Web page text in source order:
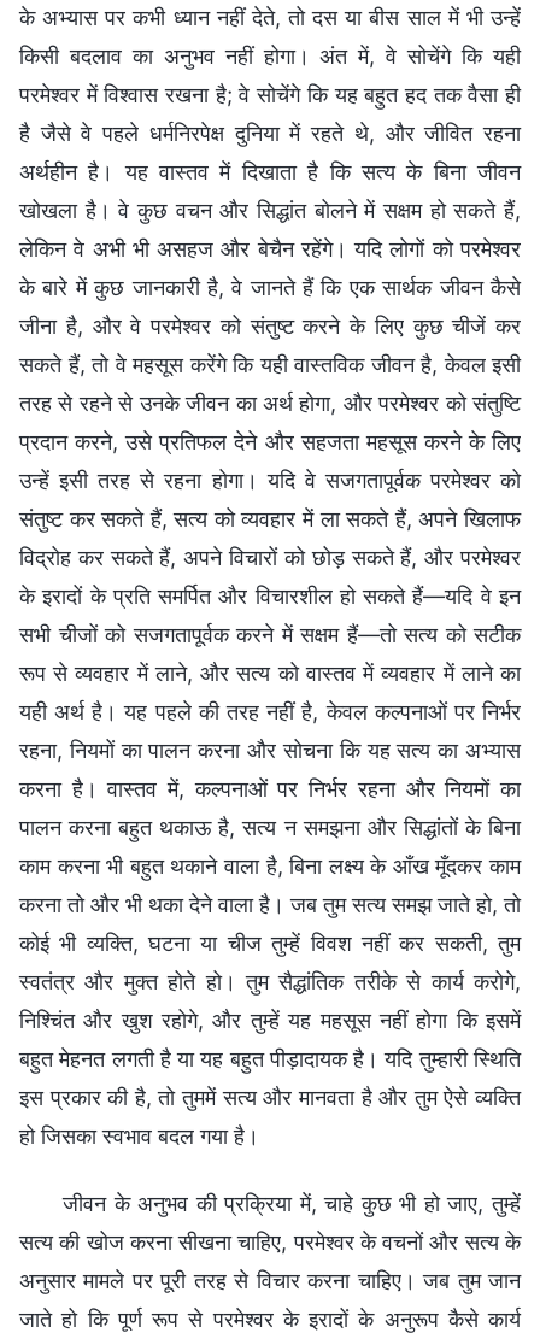
के अभ्यास पर कभी ध्यान नहीं देते, तो दस या बीस साल में भी उन्हें
किसी बदलाव का अनुभव नहीं होगा। अंत में, वे सोचेंगे कि यही
परमेश्वर में विश्वास रखना है; वे सोचेंगे कि यह बहुत हद तक वैसा ही
है जैसे वे पहले धर्मनिरपेक्ष दुनिया में रहते थे, और जीवित रहना
अर्थहीन है। यह वास्तव में दिखाता है कि सत्य के बिना जीवन
खोखला है। वे कुछ वचन और सिद्धांत बोलने में सक्षम हो सकते हैं,
लेकिन वे अभी भी असहज और बेचैन रहेंगे। यदि लोगों को परमेश्वर
के बारे में कुछ जानकारी है, वे जानते हैं कि एक सार्थक जीवन कैसे
जीना है, और वे परमेश्वर को संतुष्ट करने के लिए कुछ चीजें कर
सकते हैं, तो वे महसूस करेंगे कि यही वास्तविक जीवन है, केवल इसी
तरह से रहने से उनके जीवन का अर्थ होगा, और परमेश्वर को संतुष्टि
प्रदान करने, उसे प्रतिफल देने और सहजता महसूस करने के लिए
उन्हें इसी तरह से रहना होगा। यदि वे सजगतापूर्वक परमेश्वर को
संतुष्ट कर सकते हैं, सत्य को व्यवहार में ला सकते हैं, अपने खिलाफ
विद्रोह कर सकते हैं, अपने विचारों को छोड़ सकते हैं, और परमेश्वर
के इरादों के प्रति समर्पित और विचारशील हो सकते हैं—यदि वे इन
सभी चीजों को सजगतापूर्वक करने में सक्षम हैं—तो सत्य को सटीक
रूप से व्यवहार में लाने, और सत्य को वास्तव में व्यवहार में लाने का
यही अर्थ है। यह पहले की तरह नहीं है, केवल कल्पनाओं पर निर्भर
रहना, नियमों का पालन करना और सोचना कि यह सत्य का अभ्यास
करना है। वास्तव में, कल्पनाओं पर निर्भर रहना और नियमों का
पालन करना बहुत थकाऊ है, सत्य न समझना और सिद्धांतों के बिना
काम करना भी बहुत थकाने वाला है, बिना लक्ष्य के आँख मूँदकर काम
करना तो और भी थका देने वाला है। जब तुम सत्य समझ जाते हो, तो
कोई भी व्यक्ति, घटना या चीज तुम्हें विवश नहीं कर सकती, तुम
स्वतंत्र और मुक्त होते हो। तुम सैद्धांतिक तरीके से कार्य करोगे,
निश्चिंत और खुश रहोगे, और तुम्हें यह महसूस नहीं होगा कि इसमें
बहुत मेहनत लगती है या यह बहुत पीड़ादायक है। यदि तुम्हारी स्थिति
इस प्रकार की है, तो तुममें सत्य और मानवता है और तुम ऐसे व्यक्ति
हो जिसका स्वभाव बदल गया है।
जीवन के अनुभव की प्रक्रिया में, चाहे कुछ भी हो जाए, तुम्हें
सत्य की खोज करना सीखना चाहिए, परमेश्वर के वचनों और सत्य के
अनुसार मामले पर पूरी तरह से विचार करना चाहिए। जब तुम जान
जाते हो कि पूर्ण रूप से परमेश्वर के इरादों के अनुरूप कैसे कार्य